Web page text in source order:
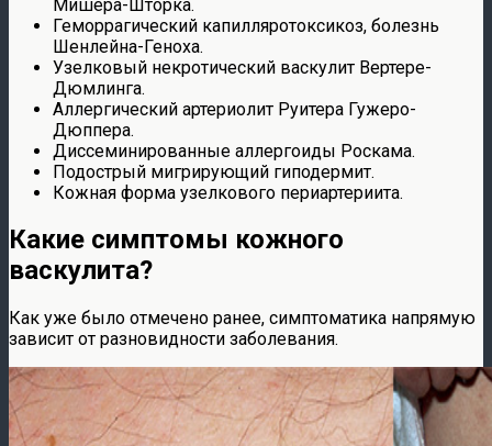
Мишера-Шторка.
Геморрагический капилляротоксикоз, болезнь
Шенлейна-Геноха.
Узелковый некротический васкулит Вертере-
Дюмлинга.
Аллергический артериолит Руитера Гужеро-
Дюппера.
Диссеминированные аллергоиды Роскама.
Подострый мигрирующий гиподермит.
Кожная форма узелкового периартериита.
Какие симптомы кожного
васкулита?
Как уже было отмечено ранее, симптоматика напрямую
зависит от разновидности заболевания.